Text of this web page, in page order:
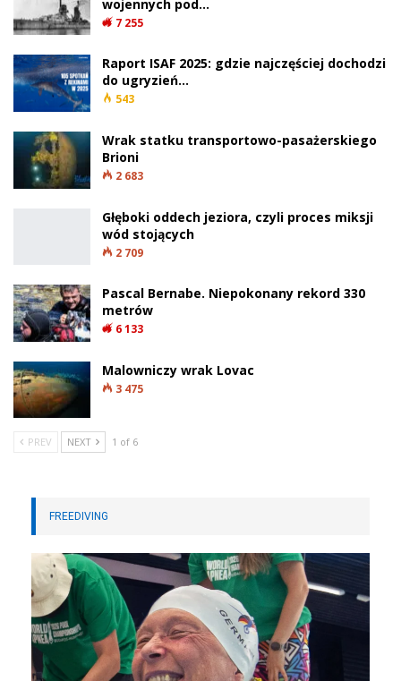
Pierwszy zachowany fragment tkaniny odnaleziony w Gran Carro od
datowane jest na wczesną epokę żelaza. Fot. Soprintendenza
Archeologia, Belle Arti e Paesaggio per la provincia di Viterbo e per
l’Etruria Meridionale / Ministero della Cultura (Włochy)
Podwodne pozostałości osady Gran Carro na dnie jeziora Bolsena.
Wyjątkowe warunki pozwoliły zachować drewniane konstrukcje i inne
organiczne zabytki sprzed blisko 3000 lat. Fot. Soprintendenza
Archeologia, Belle Arti e Paesaggio per la provincia di Viterbo e per
l’Etruria Meridionale / Ministero della Cultura (Włochy)
Nie tylko fragment tkaniny